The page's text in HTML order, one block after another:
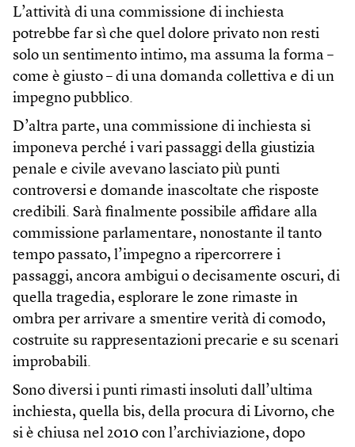
L’attività di una commissione di inchiesta
potrebbe far sì che quel dolore privato non resti
solo un sentimento intimo, ma assuma la forma –
come è giusto – di una domanda collettiva e di un
impegno pubblico.
D’altra parte, una commissione di inchiesta si
imponeva perché i vari passaggi della giustizia
penale e civile avevano lasciato più punti
controversi e domande inascoltate che risposte
credibili. Sarà finalmente possibile affidare alla
commissione parlamentare, nonostante il tanto
tempo passato, l’impegno a ripercorrere i
passaggi, ancora ambigui o decisamente oscuri, di
quella tragedia, esplorare le zone rimaste in
ombra per arrivare a smentire verità di comodo,
costruite su rappresentazioni precarie e su scenari
improbabili.
Sono diversi i punti rimasti insoluti dall’ultima
inchiesta, quella bis, della procura di Livorno, che
si è chiusa nel 2010 con l’archiviazione, dopo